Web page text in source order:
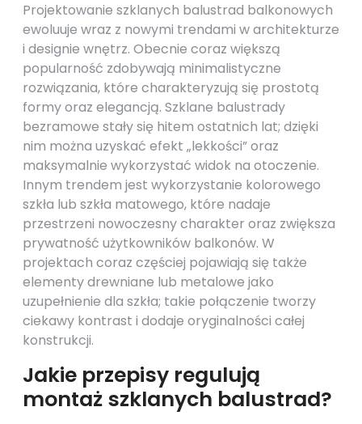
Projektowanie szklanych balustrad balkonowych
ewoluuje wraz z nowymi trendami w architekturze
i designie wnętrz. Obecnie coraz większą
popularność zdobywają minimalistyczne
rozwiązania, które charakteryzują się prostotą
formy oraz elegancją. Szklane balustrady
bezramowe stały się hitem ostatnich lat; dzięki
nim można uzyskać efekt „lekkości” oraz
maksymalnie wykorzystać widok na otoczenie.
Innym trendem jest wykorzystanie kolorowego
szkła lub szkła matowego, które nadaje
przestrzeni nowoczesny charakter oraz zwiększa
prywatność użytkowników balkonów. W
projektach coraz częściej pojawiają się także
elementy drewniane lub metalowe jako
uzupełnienie dla szkła; takie połączenie tworzy
ciekawy kontrast i dodaje oryginalności całej
konstrukcji.
Jakie przepisy regulują
montaż szklanych balustrad?